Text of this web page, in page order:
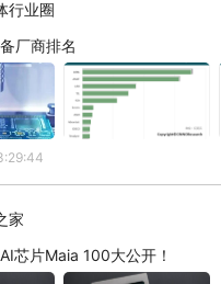
行业圈
厂商排名
家
芯片Maia 100大公开！